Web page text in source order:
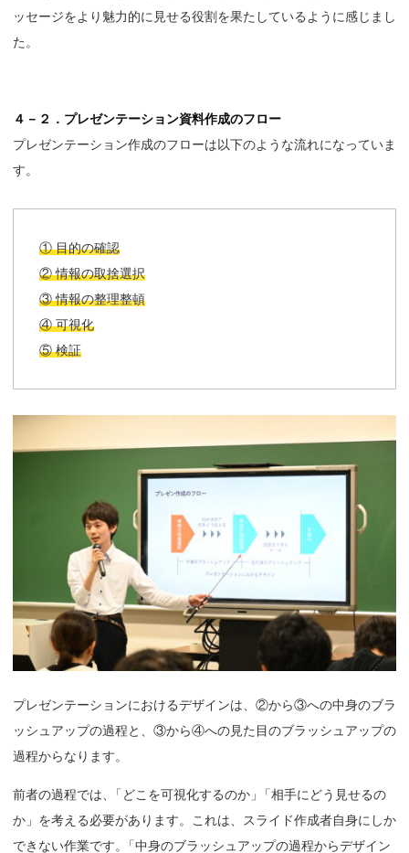
ッセージをより魅力的に見せる役割を果たしているように感じまし
た。
４－２．プレゼンテーション資料作成のフロー
プレゼンテーション作成のフローは以下のような流れになっていま
す。
① 目的の確認
② 情報の取捨選択
③ 情報の整理整頓
④ 可視化
⑤ 検証
プレゼンテーションにおけるデザインは、②から③への中身のブラ
ッシュアップの過程と、③から④への見た目のブラッシュアップの
過程からなります。
前者の過程では、 「どこを可視化するのか 」
「相手にどう見せるの
か」を考える必要があります。これは、スライド作成者自身にしか
できない作業です。 「中身のブラッシュアップの過程からデザイン